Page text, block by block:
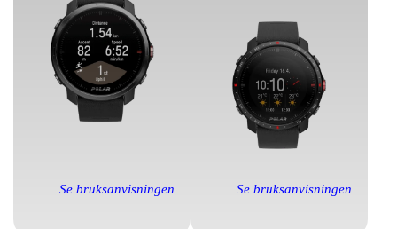
Se bruksanvisningen Se bruksanvisningen